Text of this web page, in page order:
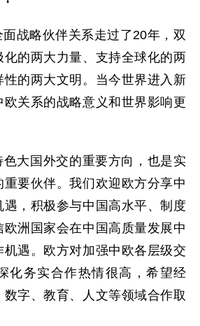
战略伙伴关系走过了20年，双
的两大力量、支持全球化的两
性的两大文明。当今世界进入新
关系的战略意义和世界影响更
色大国外交的重要方向，也是实
要伙伴。我们欢迎欧方分享中
遇，积极参与中国高水平、制度
洲国家会在中国高质量发展中
遇。欧方对加强中欧各层级交
化务实合作热情很高，希望经
字、教育、人文等领域合作取